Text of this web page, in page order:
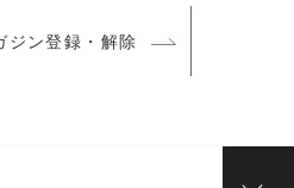
ジン登録・解除